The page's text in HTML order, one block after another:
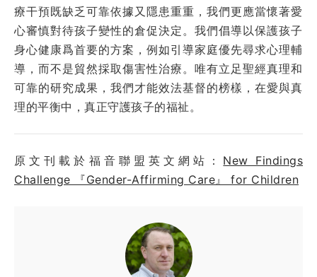
療干預既缺乏可靠依據又隱患重重，我們更應當懷著愛
心審慎對待孩子變性的倉促決定。我們倡導以保護孩子
身心健康爲首要的方案，例如引導家庭優先尋求心理輔
導，而不是貿然採取傷害性治療。唯有立足聖經真理和
可靠的研究成果，我們才能效法基督的榜樣，在愛與真
理的平衡中，真正守護孩子的福祉。
原文刊載於福音聯盟英文網站： New Findings
Challenge 『Gender-Affirming Care』 for Children